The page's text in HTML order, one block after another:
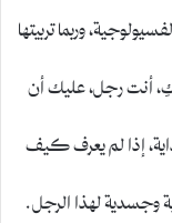
وربما تربيتها
أنت رجل، عليك أن
إذا لم يعرف كيف
لهذا الرجل.